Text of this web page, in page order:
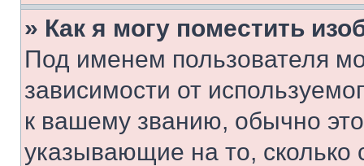
» Как я могу поместить
Под именем пользователя
зависимости от
к вашему званию, обычно это
указывающие на то,